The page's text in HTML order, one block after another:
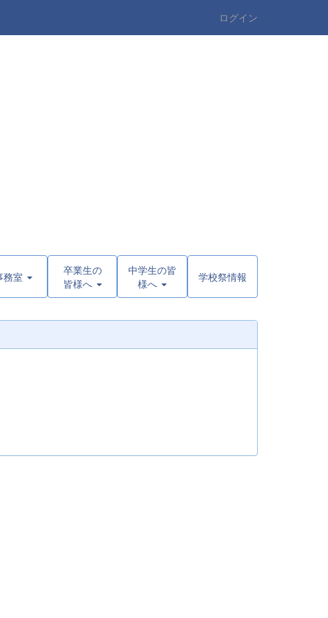
ログイン
務室
卒業生の
皆様へ
中学生の皆
様へ
学校祭情報